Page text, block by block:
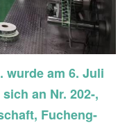
wurde am 6. Juli
an Nr. 202-,
Fucheng-